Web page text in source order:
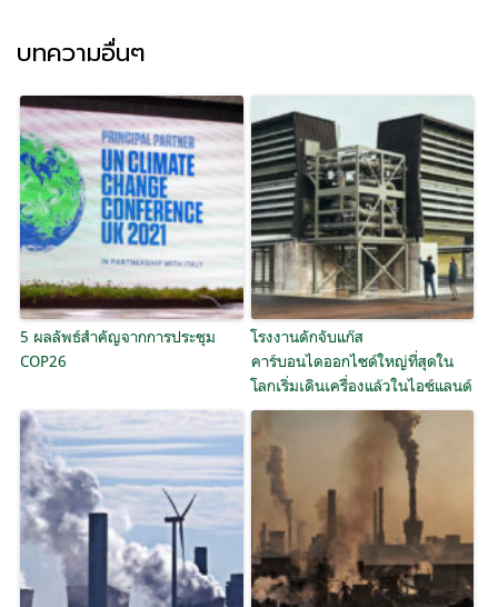
บทความอื่นๆ
5 ผลลัพธ์สำคัญจากการประชุม
COP26
โรงงานดักจับแก๊ส
คาร์บอนไดออกไซด์ใหญ่ที่สุดใน
โลกเริ่มเดินเครื่องแล้วในไอซ์แลนด์